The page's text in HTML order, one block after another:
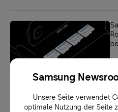
1
Samsung
Unsere Seite verwendet
optimale Nutzung der Seite